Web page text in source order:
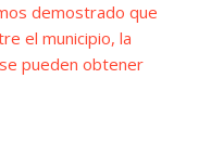
demostrado que
el municipio, la
pueden obtener